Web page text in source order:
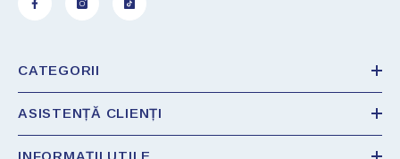
CATEGORII
ASISTENȚĂ CLIENȚI
INFORMAȚII UTILE